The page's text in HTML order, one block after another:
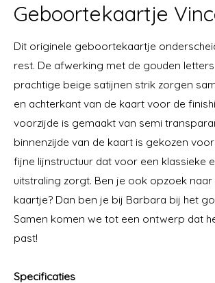
Geboortekaartje
Dit originele geboortekaartje
rest. De afwerking met de gouden
prachtige beige satijnen strik zorgen
en achterkant van de kaart voor de
voorzijde is gemaakt van semi
binnenzijde van de kaart is gekozen
fijne lijnstructuur dat voor een klassieke
uitstraling zorgt. Ben je ook opzoek
kaartje? Dan ben je bij Barbara bij het
Samen komen we tot een ontwerp dat
past!
Specificaties